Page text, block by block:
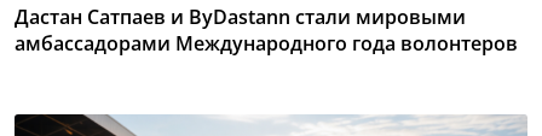
Дастан Сатпаев и ByDastann стали мировыми
амбассадорами Международного года волонтеров